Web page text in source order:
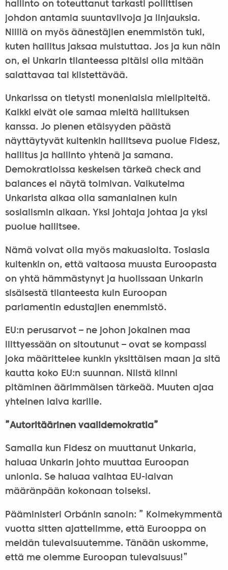
hallinto on toteuttanut tarkasti poliittisen
johdon antamia suuntaviivoja ja linjauksia.
Niillä on myös äänestäjien enemmistön tuki,
kuten hallitus jaksaa muistuttaa. Jos ja kun näin
on, ei Unkarin tilanteessa pitäisi olla mitään
salattavaa tai kiistettävää.
Unkarissa on tietysti monenlaisia mielipiteitä.
Kaikki eivät ole samaa mieltä hallituksen
kanssa. Jo pienen etäisyyden päästä
näyttäytyvät kuitenkin hallitseva puolue Fidesz,
hallitus ja hallinto yhtenä ja samana.
Demokratioissa keskeisen tärkeä check and
balances ei näytä toimivan. Vaikutelma
Unkarista alkaa olla samanlainen kuin
sosialismin aikaan. Yksi johtaja johtaa ja yksi
puolue hallitsee.
Nämä voivat olla myös makuasioita. Tosiasia
kuitenkin on, että valtaosa muusta Euroopasta
on yhtä hämmästynyt ja huolissaan Unkarin
sisäisestä tilanteesta kuin Euroopan
parlamentin edustajien enemmistö.
EU:n perusarvot – ne johon jokainen maa
liittyessään on sitoutunut – ovat se kompassi
joka määrittelee kunkin yksittäisen maan ja sitä
kautta koko EU:n suunnan. Niistä kiinni
pitäminen äärimmäisen tärkeää. Muuten ajaa
yhteinen laiva karille.
”Autoritäärinen vaalidemokratia”
Samalla kun Fidesz on muuttanut Unkaria,
haluaa Unkarin johto muuttaa Euroopan
unionia. Se haluaa vaihtaa EU-laivan
määränpään kokonaan toiseksi.
Pääministeri Orbánin sanoin: ” Kolmekymmentä
vuotta sitten ajattelimme, että Eurooppa on
meidän tulevaisuutemme. Tänään uskomme,
että me olemme Euroopan tulevaisuus!”